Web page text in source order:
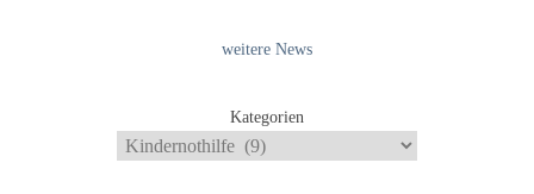
weitere News
Kategorien